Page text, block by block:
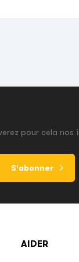
pour cela
S'abonner
AIDER